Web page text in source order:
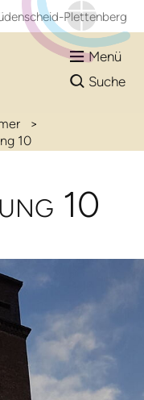
Plettenberg
Menü
Suche
>
10
10